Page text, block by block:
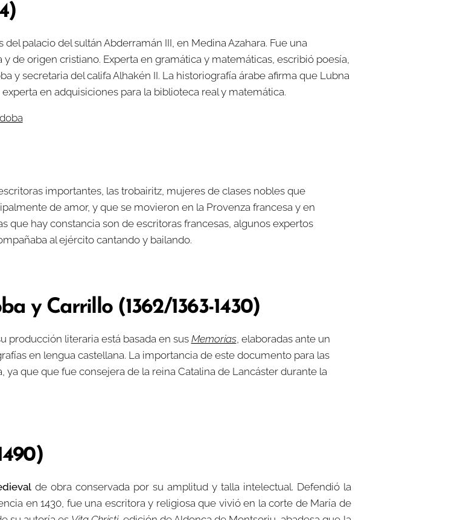
palacio del sultán Abderramán III, en Medina Azahara. Fue una
de origen cristiano. Experta en gramática y matemáticas, escribió poesía,
y secretaria del califa Alhakén II. La historiografía árabe afirma que Lubna
en adquisiciones para la biblioteca real y matemática.
importantes, las trobairitz, mujeres de clases nobles que
de amor, y que se movieron en la Provenza francesa y en
que hay constancia son de escritoras francesas, algunos expertos
al ejército cantando y bailando.
y Carrillo (1362/1363-1430)
producción literaria está basada en sus Memorias, elaboradas ante un
en lengua castellana. La importancia de este documento para las
ya que que fue consejera de la reina Catalina de Lancáster durante la
de obra conservada por su amplitud y talla intelectual. Defendió la
en 1430, fue una escritora y religiosa que vivió en la corte de María de